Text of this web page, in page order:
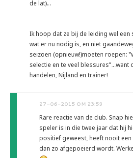
de lat)...
Ik hoop dat ze bij de leiding wel een
wat er nu nodig is, en niet
seizoen (opnieuw!)moeten roepen:
selectie en te veel blessures"...want
handelen, Nijland en trainer!
27-06-2015 OM 23:59
Rare reactie van de club. Snap
speler is in die twee jaar dat hij
positief geweest, heeft nooit
dan zo afgepoeierd wordt.